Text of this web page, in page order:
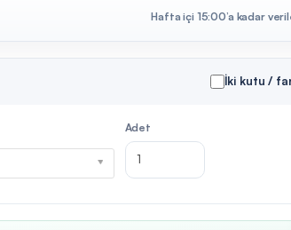
Hafta içi 15:00’a kadar
İki kutu /
Adet